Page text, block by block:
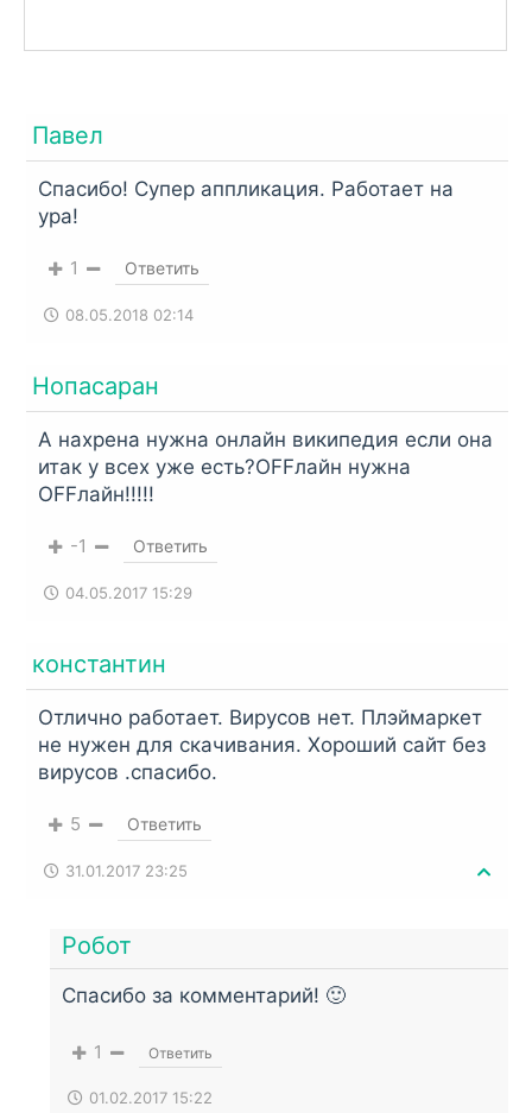
Павел
Спасибо! Супер аппликация. Работает на
ура!
1 Ответить
08.05.2018 02:14
Нопасаран
А нахрена нужна онлайн википедия если она
итак у всех уже есть?OFFлайн нужна
OFFлайн!!!!!
-1 Ответить
04.05.2017 15:29
константин
Отлично работает. Вирусов нет. Плэймаркет
не нужен для скачивания. Хороший сайт без
вирусов .спасибо.
5 Ответить
31.01.2017 23:25
Робот
Спасибо за комментарий! 🙂
1 Ответить
01.02.2017 15:22